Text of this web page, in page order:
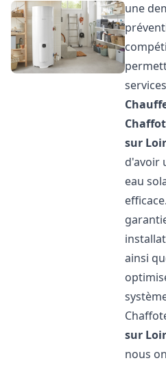
une
sur
d'avoir
eau
ainsi
sur
nous